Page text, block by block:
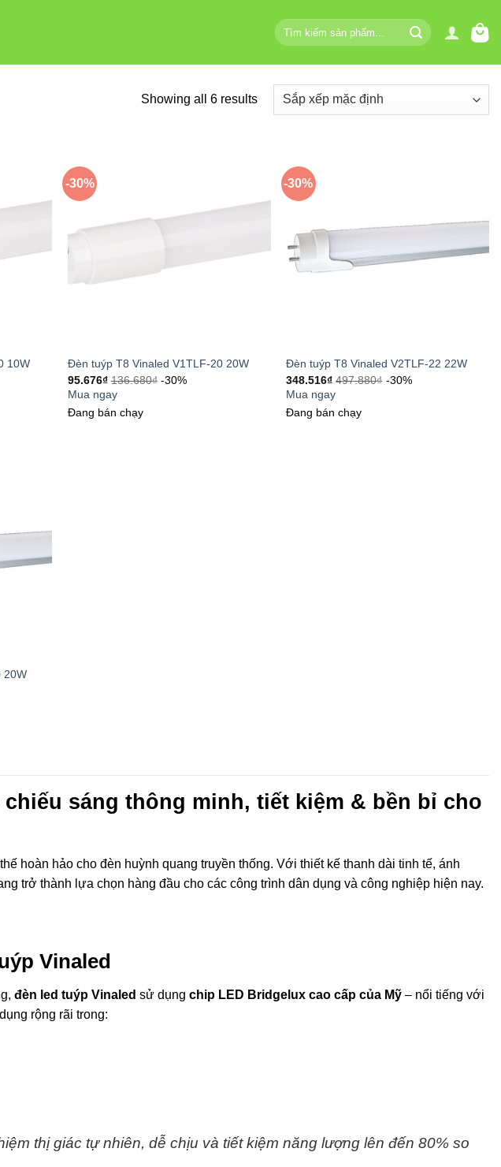
Tìm
kiếm:
Showing all 6 results
10W
-30%
Đèn tuýp T8 Vinaled V1TLF-20 20W
95.676₫ 136.680₫ -30%
Mua ngay
Đang bán chạy
-30%
Đèn tuýp T8 Vinaled V2TLF-22 22W
348.516₫ 497.880₫ -30%
Mua ngay
Đang bán chạy
20W
sáng thông minh, tiết kiệm & bền bỉ cho
hoàn hảo cho đèn huỳnh quang truyền thống. Với thiết kế thanh dài tinh tế, ánh
trở thành lựa chọn hàng đầu cho các công trình dân dụng và công nghiệp hiện nay.
Vinaled
đèn led tuýp Vinaled sử dụng chip LED Bridgelux cao cấp của Mỹ – nổi tiếng với
rộng rãi trong:
thị giác tự nhiên, dễ chịu và tiết kiệm năng lượng lên đến 80% so